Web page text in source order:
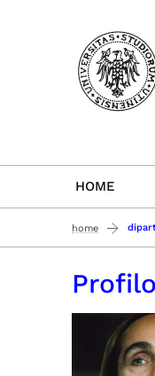
Passa al
HOME
home